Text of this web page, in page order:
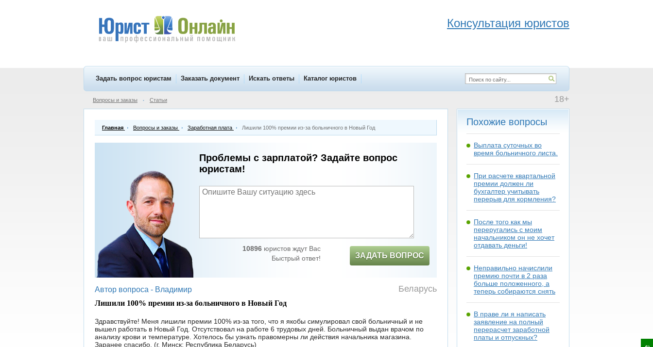
Консультация юристов
Задать вопрос юристам Заказать документ Искать ответы Каталог юристов
18+
Вопросы и заказы • Статьи
Главная Вопросы и заказы Заработная плата Лишили 100% премии из-за больничного в Новый Год
Проблемы с зарплатой? Задайте вопрос
юристам!
10896юристов ждут Вас
Быстрый ответ!
ЗАДАТЬ ВОПРОС
Автор вопроса - Владимир Беларусь
Лишили 100% премии из-за больничного в Новый Год
Здравствуйте! Меня лишили премии 100% из-за того, что я якобы симулировал свой больничный и не
вышел работать в Новый Год. Отсутствовал на работе 6 трудовых дней. Больничный выдан врачом по
анализу крови и температуре. Хотелось бы узнать правомерны ли действия начальника магазина.
Заранее спасибо. (г. Минск; Республика Беларусь)
Похожие вопросы
Выплата суточных во
время больничного листа.
При расчете квартальной
премии должен ли
бухгалтер учитывать
перерыв для кормления?
После того как мы
переругались с моим
начальником он не хочет
отдавать деньги!
Неправильно начислили
премию почти в 2 раза
больше положенного, а
теперь собираются снять
В праве ли я написать
заявление на полный
перерасчет заработной
платы и отпускных?